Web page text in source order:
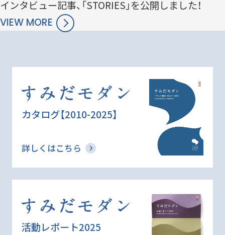
インタビュー記事、「STORIES」を公開しました！
VIEW MORE
カタログ【2010-2025】
詳しくはこちら
活動レポート2025